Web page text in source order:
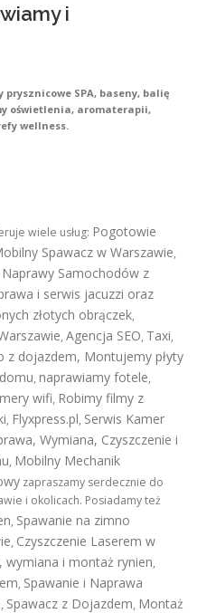
i
SPA, baseny, balię
oświetlenia, aromaterapii,
wellness.
wiele usług: Pogotowie
Spawacz w Warszawie,
Naprawy Samochodów z
i serwis jacuzzi oraz
złotych obrączek,
, Agencja SEO, Taxi,
z dojazdem, Montujemy płyty
, naprawiamy fotele,
wifi, Robimy filmy z
, Flyxpress.pl, Serwis Kamer
Wymiana, Czyszczenie i
, Mobilny Mechanik
zapraszamy serdecznie do
i okolicach. Posiadamy też
, Spawanie na zimno
, Czyszczenie Laserem w
wymiana i montaż rynien,
, Spawanie i Naprawa
, Spawacz z Dojazdem, Montaż